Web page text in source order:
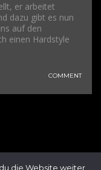
er arbeitet
dazu gibt es nun
auf den
einen Hardstyle
COMMENT
die Website weiter